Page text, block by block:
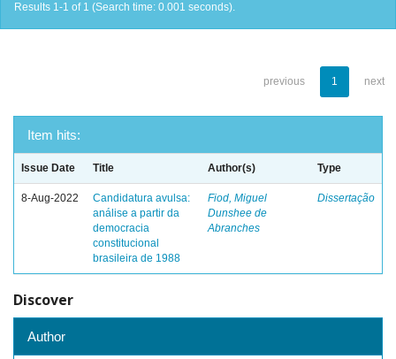
Results 1-1 of 1 (Search time: 0.001 seconds).
previous 1 next
Item hits:
Issue Date Title Author(s) Type
8-Aug-2022
Candidatura avulsa:
análise a partir da
democracia
constitucional
brasileira de 1988
Fiod, Miguel
Dunshee de
Abranches
Dissertação
Discover
Author